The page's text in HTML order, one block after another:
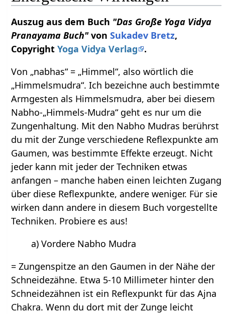
Auszug aus dem Buch "Das Große Yoga Vidya
Pranayama Buch"vonSukadev Bretz,
CopyrightYoga Vidya Verlag
.
Von „nabhas“ = „Himmel“, also wörtlich die
„Himmelsmudra“. Ich bezeichne auch bestimmte
Armgesten als Himmelsmudra, aber bei diesem
Nabho-„Himmels-Mudra“ geht es nur um die
Zungenhaltung. Mit den Nabho Mudras berührst
du mit der Zunge verschiedene Reflexpunkte am
Gaumen, was bestimmte Effekte erzeugt. Nicht
jeder kann mit jeder der Techniken etwas
anfangen – manche haben einen leichten Zugang
über diese Reflexpunkte, andere weniger. Für sie
wirken dann andere in diesem Buch vorgestellte
Techniken. Probiere es aus!
a) Vordere Nabho Mudra
= Zungenspitze an den Gaumen in der Nähe der
Schneidezähne. Etwa 5-10 Millimeter hinter den
Schneidezähnen ist ein Reflexpunkt für das Ajna
Chakra. Wenn du dort mit der Zunge leicht